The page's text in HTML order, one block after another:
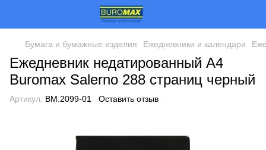
Бумага и бумажные изделия Ежедневники и календари
Ежедневник недатированный А4
Buromax Salerno 288 страниц черный
Артикул: BM.2099-01 Оставить отзыв